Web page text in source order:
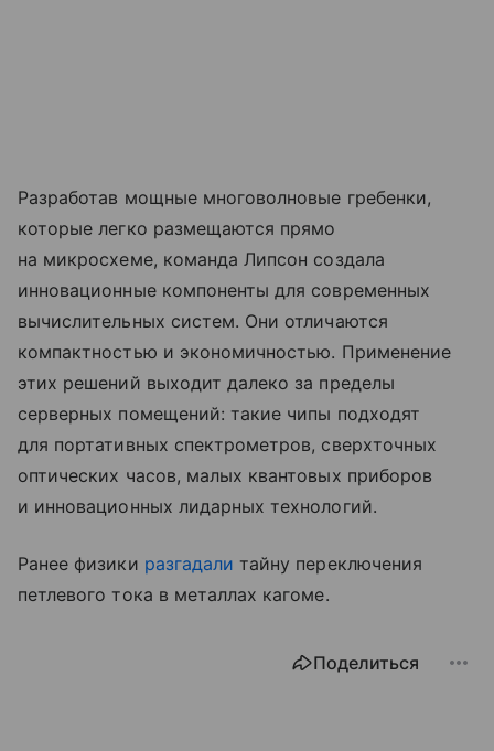
Разработав мощные многоволновые гребенки,
которые легко размещаются прямо
на микросхеме, команда Липсон создала
инновационные компоненты для современных
вычислительных систем. Они отличаются
компактностью и экономичностью. Применение
этих решений выходит далеко за пределы
серверных помещений: такие чипы подходят
для портативных спектрометров, сверхточных
оптических часов, малых квантовых приборов
и инновационных лидарных технологий.
Ранее физики разгадали тайну переключения
петлевого тока в металлах кагоме.
Поделиться